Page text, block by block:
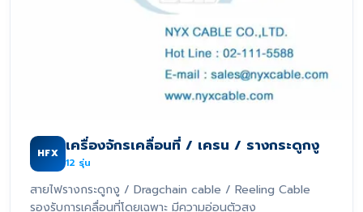
HFX เครื่องจักรเคลื่อนที่ / เครน / รางกระดูกงู
12 รุ่น
สายไฟรางกระดูกงู / Dragchain cable / Reeling Cable
รองรับการเคลื่อนที่โดยเฉพาะ มีความอ่อนตัวสูง